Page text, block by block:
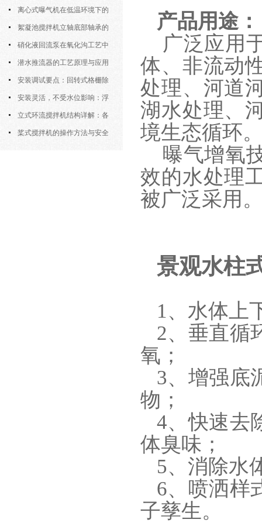
明 离心式曝气机在低温环境下的
运行特性与防冻措施
絮凝池搅拌机立轴底部轴承的
密封防水与免维护设计
硝化液回流泵在氧化沟工艺中
的布置位置对回流效果的影响
潜水推流器的工艺原理与应用
逻辑安装调试要点：回转式格栅除
污机的土建配合要求与水平度校准
安装灵活，不受水位影响：浮
筒式曝气机的结构优势与适用场景
立式环流搅拌机结构详解：各
部件的功能与协同
桨式搅拌机的操作方法与安全
产品用途：
广泛应用
体、非流动
处理、河道
湖水处理、
境生态循环
曝气增氧
效的水处理
被广泛采用
景观水柱
1、水体上
2、垂直循
氧；
3、增强底
物；
4、快速去
体臭味；
5、消除水
6、喷洒样
子孳生。